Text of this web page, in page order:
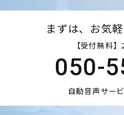
まずは、お気
【受付無料
050-
自動音声サー